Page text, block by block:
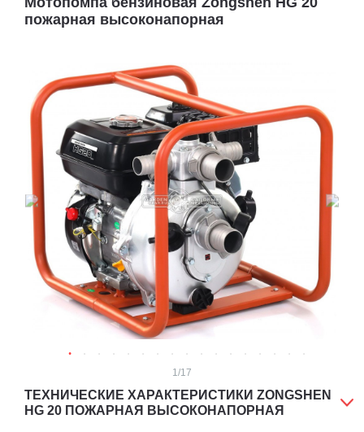
пожарная высоконапорная
1 /17
ТЕХНИЧЕСКИЕ ХАРАКТЕРИСТИКИ ZONGSHEN
HG 20 ПОЖАРНАЯ ВЫСОКОНАПОРНАЯ